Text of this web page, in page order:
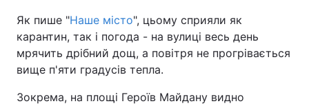
Як пише "Наше місто", цьому сприяли як
карантин, так і погода - на вулиці весь день
мрячить дрібний дощ, а повітря не прогрівається
вище п'яти градусів тепла.
Зокрема, на площі Героїв Майдану видно